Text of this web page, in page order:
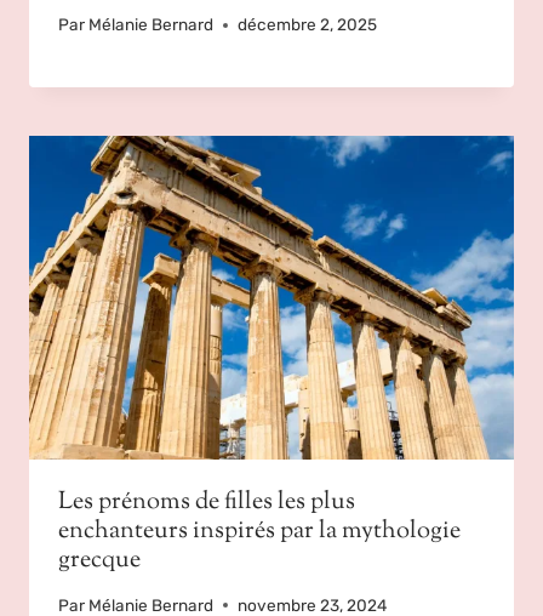
Par Mélanie Bernard décembre 2, 2025
Les prénoms de filles les plus
enchanteurs inspirés par la mythologie
grecque
Par Mélanie Bernard novembre 23, 2024